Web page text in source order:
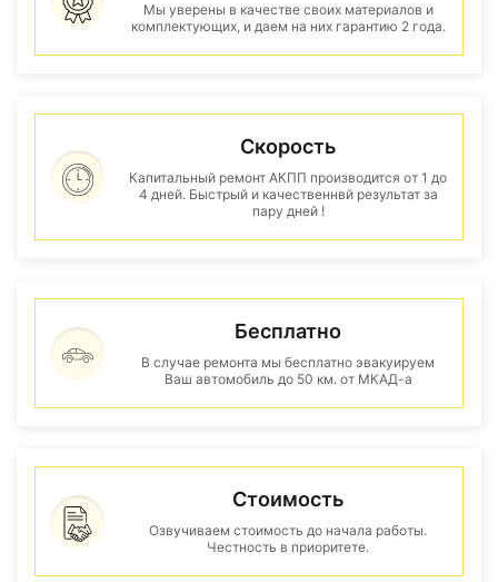
Мы уверены в качестве своих материалов и
комплектующих, и даем на них гарантию 2 года.
Скорость
Капитальный ремонт АКПП производится от 1 до
4 дней. Быстрый и качественнвй результат за
пару дней !
Бесплатно
В случае ремонта мы бесплатно эвакуируем
Ваш автомобиль до 50 км. от МКАД-а
Стоимость
Озвучиваем стоимость до начала работы.
Честность в приоритете.